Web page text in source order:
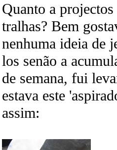
Quanto a
tralhas? Bem
nenhuma ideia de
los senão a
de semana, fui
estava este
assim: